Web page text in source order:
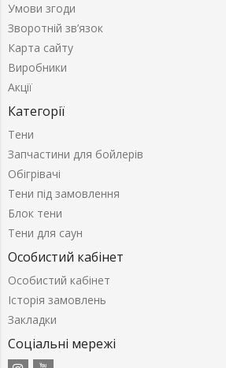
Умови згоди
Зворотній зв’язок
Карта сайту
Виробники
Акції
Категорії
Тени
Запчастини для бойлерів
Обігрівачі
Тени під замовлення
Блок тени
Тени для саун
Особистий кабінет
Особистий кабінет
Історія замовлень
Закладки
Соціальні мережі